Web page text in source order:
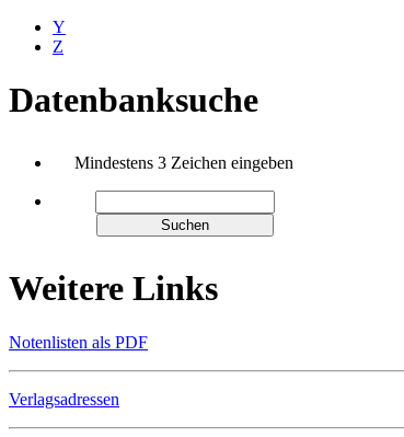
Y
Z
Datenbanksuche
Mindestens 3 Zeichen eingeben
Weitere Links
Notenlisten als PDF
Verlagsadressen